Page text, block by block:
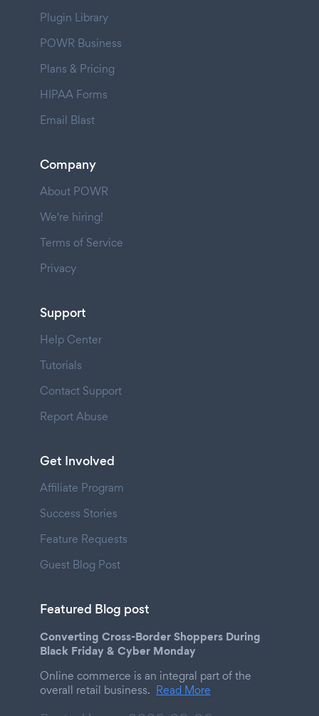
Plugin Library
POWR Business
Plans & Pricing
HIPAA Forms
Email Blast
Company
About POWR
We're hiring!
Terms of Service
Privacy
Support
Help Center
Tutorials
Contact Support
Report Abuse
Get Involved
Affiliate Program
Success Stories
Feature Requests
Guest Blog Post
Featured Blog post
Converting Cross-Border Shoppers During
Black Friday & Cyber Monday
Online commerce is an integral part of the
overall retail business. Read More